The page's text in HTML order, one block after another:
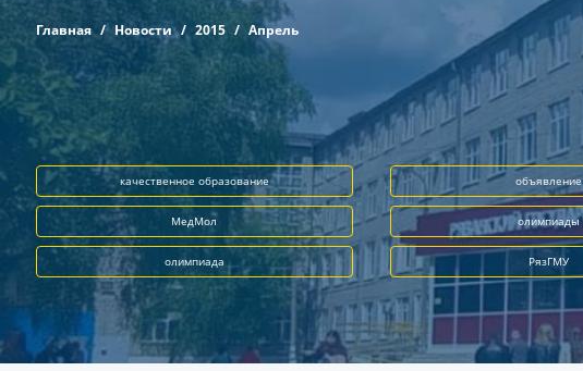
Главная Новости 2015 Апрель
качественное образование объявление
МедМол олимпиады
олимпиада РязГМУ